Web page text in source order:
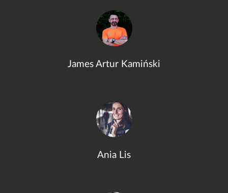
James Artur Kamiński
Ania Lis